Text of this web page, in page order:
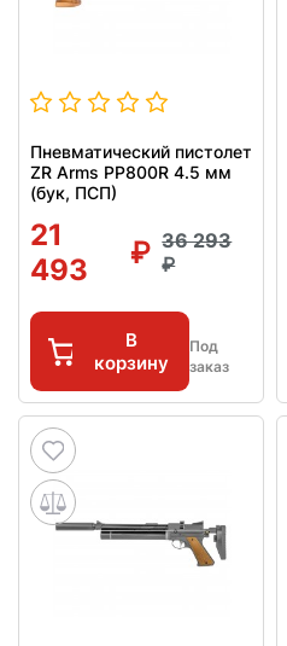
Пневматический пистолет
ZR Arms PP800R 4.5 мм
(бук, ПСП)
21
493
36 293
В
корзину
Под
заказ